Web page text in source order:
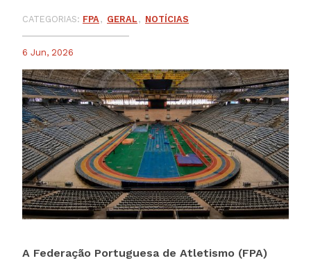
CATEGORIAS: FPA GERAL NOTÍCIAS
6 Jun, 2026
A Federação Portuguesa de Atletismo (FPA)